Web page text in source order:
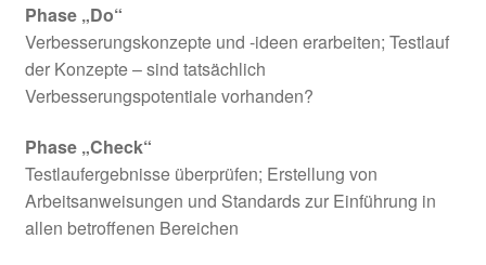
Phase „Do“
Verbesserungskonzepte und -ideen erarbeiten; Testlauf
der Konzepte – sind tatsächlich
Verbesserungspotentiale vorhanden?
Phase „Check“
Testlaufergebnisse überprüfen; Erstellung von
Arbeitsanweisungen und Standards zur Einführung in
allen betroffenen Bereichen